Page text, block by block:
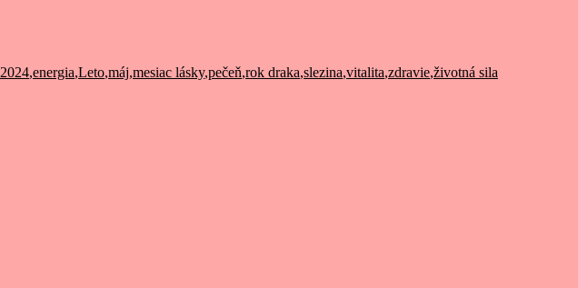
2024,energia,Leto,máj,mesiac lásky,pečeň,rok draka,slezina,vitalita,zdravie,životná sila